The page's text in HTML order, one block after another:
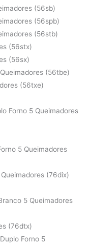
(56sb)
(56spb)
(56stb)
(56stx)
(56sx)
(56tbe)
(56txe)
Forno 5 Queimadores
5 Queimadores
(76dix)
5 Queimadores
(76dtx)
Forno 5